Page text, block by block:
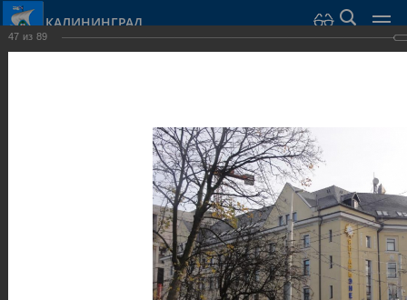
КАЛИНИНГРАД
Общественные здания и сооружения
47 из 89